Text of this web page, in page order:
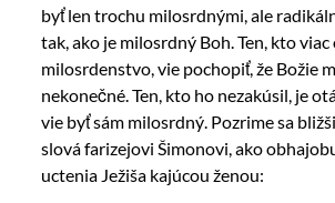
byť len trochu milosrdnými, ale
tak, ako je milosrdný Boh. Ten, kto
milosrdenstvo, vie pochopiť, že Božie
nekonečné. Ten, kto ho nezakúsil, je
vie byť sám milosrdný. Pozrime sa
slová farizejovi Šimonovi, ako
uctenia Ježiša kajúcou ženou: